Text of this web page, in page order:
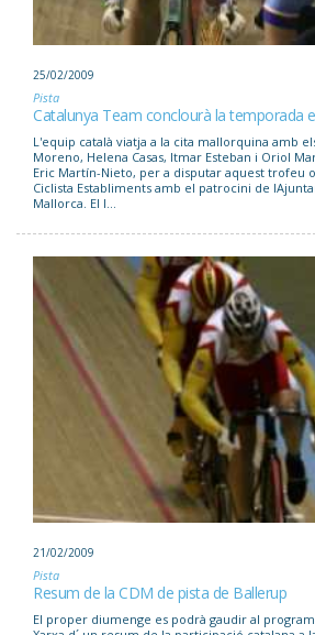
25/02/2009
Pista
Catalunya Team conclourà la temporada
L'equip català viatja a la cita mallorquina amb
Moreno, Helena Casas, Itmar Esteban i Oriol
Eric Martín-Nieto, per a disputar aquest trofeu
Ciclista Establiments amb el patrocini de
Mallorca. El I...
21/02/2009
Pista
Resum de la CDM de pista de Ballerup
El proper diumenge es podrà gaudir al